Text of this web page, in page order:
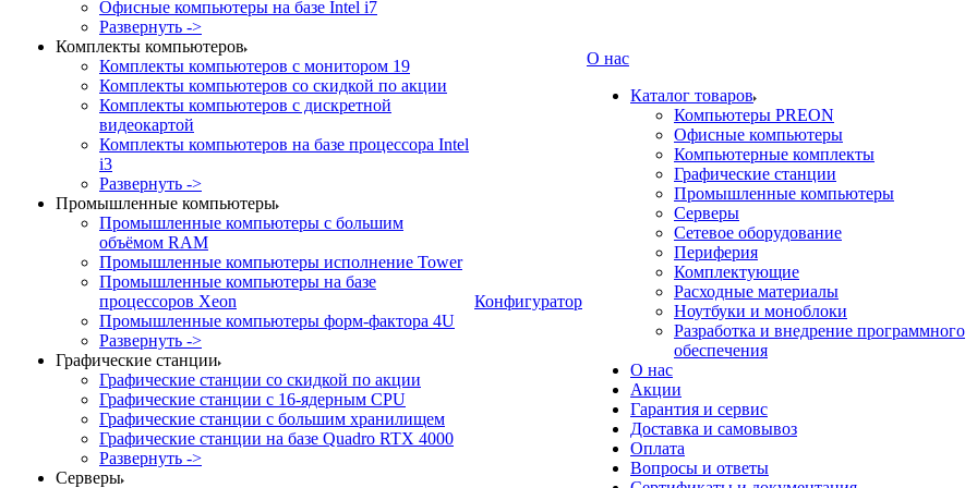
Офисные компьютеры на базе Intel i7
Развернуть ->
Комплекты компьютеров
Комплекты компьютеров с монитором 19
Комплекты компьютеров со скидкой по акции
Комплекты компьютеров с дискретной
видеокартой
Комплекты компьютеров на базе процессора Intel
i3
Развернуть ->
Промышленные компьютеры
Промышленные компьютеры с большим
объёмом RAM
Промышленные компьютеры исполнение Tower
Промышленные компьютеры на базе
процессоров Xeon
Промышленные компьютеры форм-фактора 4U
Развернуть ->
Графические станции
Графические станции со скидкой по акции
Графические станции с 16-ядерным CPU
Графические станции с большим хранилищем
Графические станции на базе Quadro RTX 4000
Развернуть ->
Серверы
Конфигуратор
О нас
Каталог товаров
Компьютеры PREON
Офисные компьютеры
Компьютерные комплекты
Графические станции
Промышленные компьютеры
Серверы
Сетевое оборудование
Периферия
Комплектующие
Расходные материалы
Ноутбуки и моноблоки
Разработка и внедрение программного
обеспечения
О нас
Акции
Гарантия и сервис
Доставка и самовывоз
Оплата
Вопросы и ответы